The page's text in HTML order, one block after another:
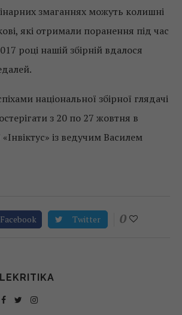
змаганнях можуть колишні
які отримали поранення під час
році нашій збірній вдалося
національної збірної глядачі
з 20 по 27 жовтня в
із ведучим Василем
Facebook Twitter 0